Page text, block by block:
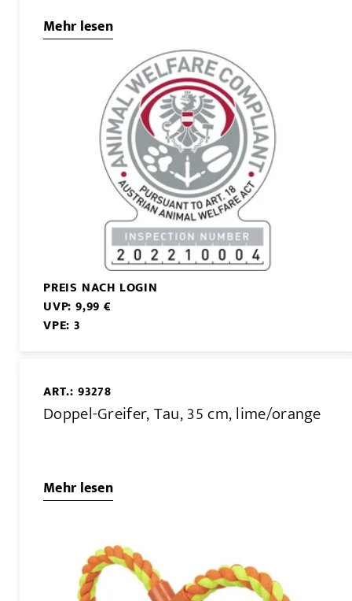
Mehr lesen
PREIS NACH LOGIN
UVP: 9,99 €
VPE: 3
ART.: 93278
Doppel-Greifer, Tau, 35 cm, lime/orange
Mehr lesen